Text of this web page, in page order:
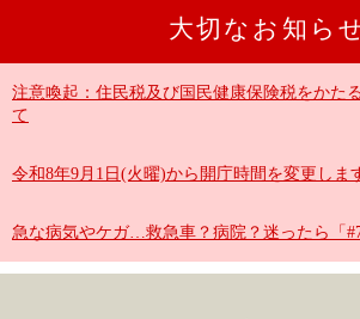
大切なお知ら
注意喚起：住民税及び国民健康保険税をかた
て
令和8年9月1日(火曜)から開庁時間を変更しま
急な病気やケガ…救急車？病院？迷ったら「